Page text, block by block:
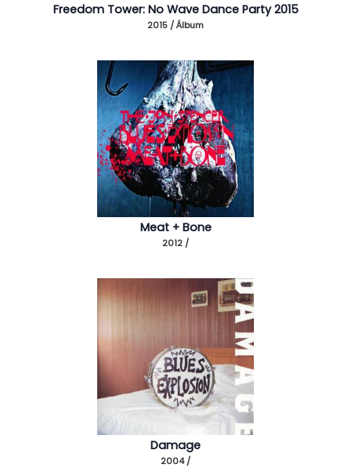
Freedom Tower: No Wave Dance Party 2015
2015 / Álbum
Meat + Bone
2012 /
Damage
2004 /